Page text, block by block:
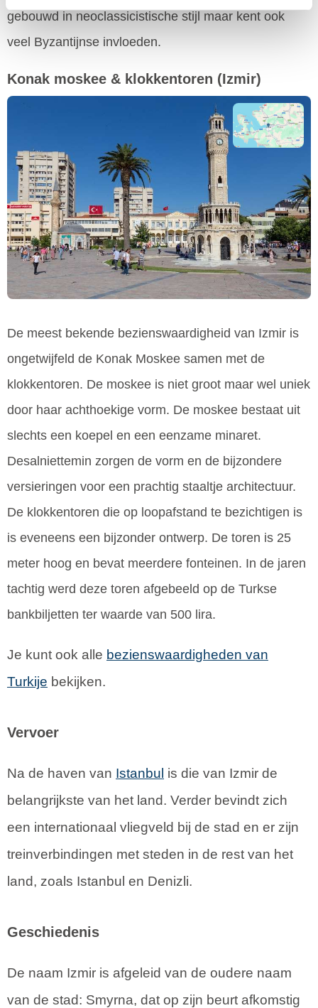
gebouwd in neoclassicistische stijl maar kent ook
veel Byzantijnse invloeden.
Konak moskee & klokkentoren (Izmir)
De meest bekende bezienswaardigheid van Izmir is
ongetwijfeld de Konak Moskee samen met de
klokkentoren. De moskee is niet groot maar wel uniek
door haar achthoekige vorm. De moskee bestaat uit
slechts een koepel en een eenzame minaret.
Desalniettemin zorgen de vorm en de bijzondere
versieringen voor een prachtig staaltje architectuur.
De klokkentoren die op loopafstand te bezichtigen is
is eveneens een bijzonder ontwerp. De toren is 25
meter hoog en bevat meerdere fonteinen. In de jaren
tachtig werd deze toren afgebeeld op de Turkse
bankbiljetten ter waarde van 500 lira.
Je kunt ook alle bezienswaardigheden van
Turkije bekijken.
Vervoer
Na de haven van Istanbul is die van Izmir de
belangrijkste van het land. Verder bevindt zich
een internationaal vliegveld bij de stad en er zijn
treinverbindingen met steden in de rest van het
land, zoals Istanbul en Denizli.
Geschiedenis
De naam Izmir is afgeleid van de oudere naam
van de stad: Smyrna, dat op zijn beurt afkomstig